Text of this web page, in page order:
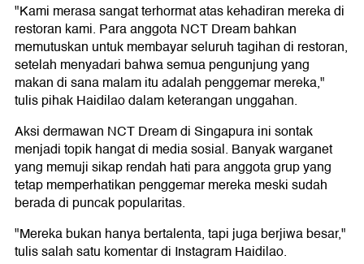
"Kami merasa sangat terhormat atas kehadiran mereka di
restoran kami. Para anggota NCT Dream bahkan
memutuskan untuk membayar seluruh tagihan di restoran,
setelah menyadari bahwa semua pengunjung yang
makan di sana malam itu adalah penggemar mereka,"
tulis pihak Haidilao dalam keterangan unggahan.
Aksi dermawan NCT Dream di Singapura ini sontak
menjadi topik hangat di media sosial. Banyak warganet
yang memuji sikap rendah hati para anggota grup yang
tetap memperhatikan penggemar mereka meski sudah
berada di puncak popularitas.
"Mereka bukan hanya bertalenta, tapi juga berjiwa besar,"
tulis salah satu komentar di Instagram Haidilao.